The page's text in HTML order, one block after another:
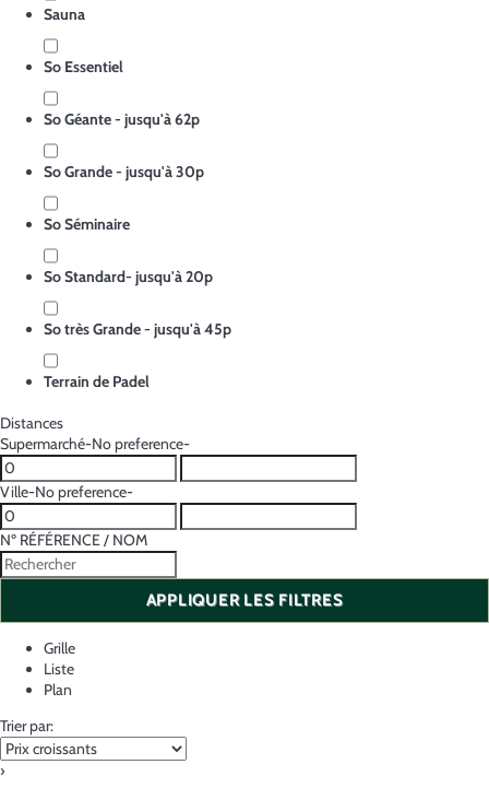
Sauna
So Essentiel
So Géante - jusqu'à 62p
So Grande - jusqu'à 30p
So Séminaire
So Standard- jusqu'à 20p
So très Grande - jusqu'à 45p
Terrain de Padel
Distances
Supermarché-No preference-
Ville-No preference-
Nº RÉFÉRENCE / NOM
APPLIQUER LES FILTRES
Grille
Liste
Plan
Trier par:
›